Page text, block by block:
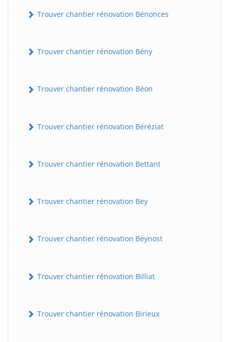
Trouver chantier rénovation Bénonces
Trouver chantier rénovation Bény
Trouver chantier rénovation Béon
Trouver chantier rénovation Béréziat
Trouver chantier rénovation Bettant
Trouver chantier rénovation Bey
Trouver chantier rénovation Beynost
Trouver chantier rénovation Billiat
Trouver chantier rénovation Birieux